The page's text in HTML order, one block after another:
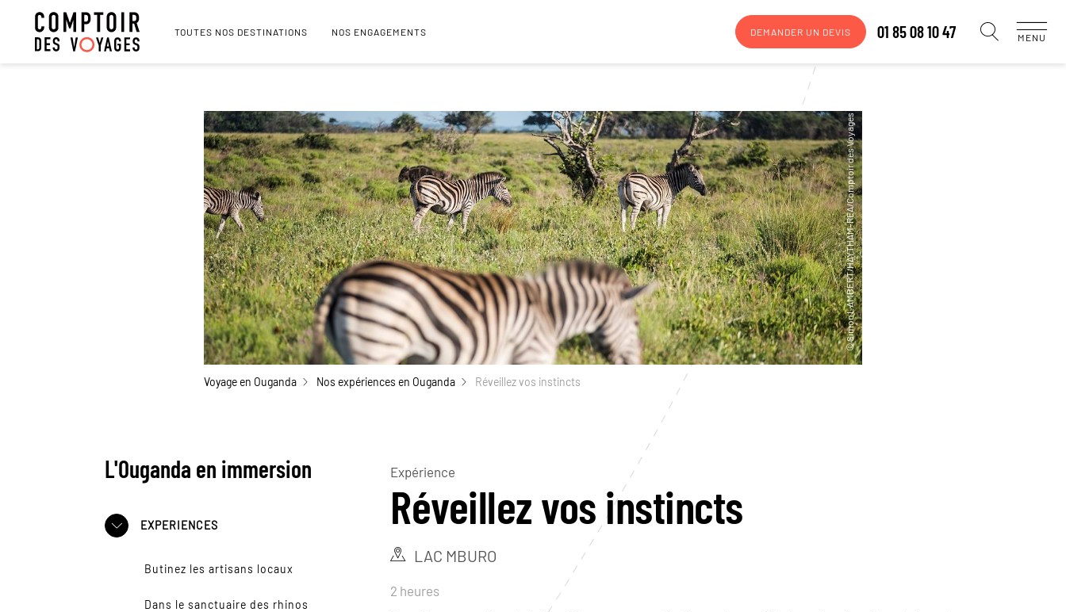
TOUTES NOS DESTINATIONS NOS ENGAGEMENTS DEMANDER UN DEVIS 01 85 08 10 47 MENU
Voyage en Ouganda Nos expériences en Ouganda Réveillez vos instincts
L'Ouganda en immersion
EXPERIENCES
Butinez les artisans locaux
Dans le sanctuaire des rhinos
Expérience
Réveillez vos instincts
LAC MBURO
2 heures